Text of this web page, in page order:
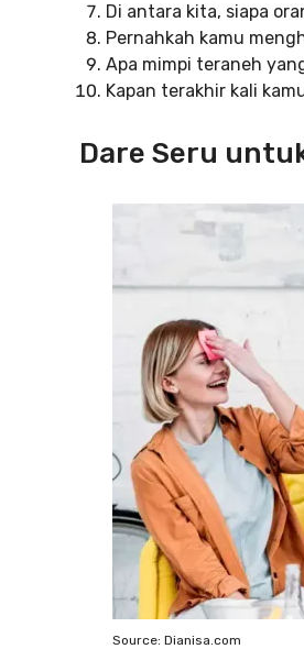
Di antara kita, siapa
Pernahkah kamu
Apa mimpi teraneh
Kapan terakhir kali
Dare Seru
Source: Dianisa.com